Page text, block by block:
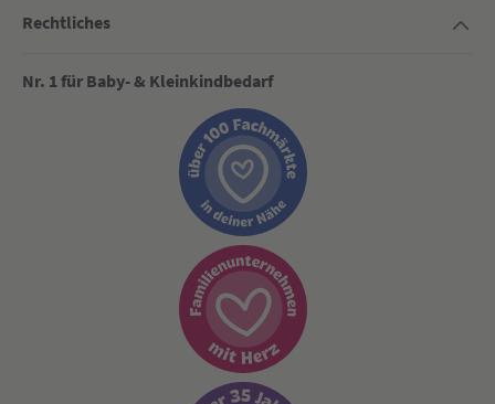
Rechtliches
Nr. 1 für Baby- & Kleinkindbedarf